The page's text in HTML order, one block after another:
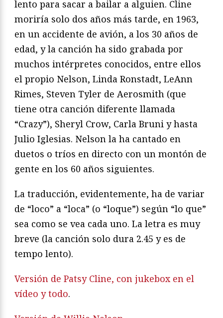
lento para sacar a bailar a alguien. Cline
moriría solo dos años más tarde, en 1963,
en un accidente de avión, a los 30 años de
edad, y la canción ha sido grabada por
muchos intérpretes conocidos, entre ellos
el propio Nelson, Linda Ronstadt, LeAnn
Rimes, Steven Tyler de Aerosmith (que
tiene otra canción diferente llamada
“Crazy”), Sheryl Crow, Carla Bruni y hasta
Julio Iglesias. Nelson la ha cantado en
duetos o tríos en directo con un montón de
gente en los 60 años siguientes.
La traducción, evidentemente, ha de variar
de “loco” a “loca” (o “loque”) según “lo que”
sea como se vea cada uno. La letra es muy
breve (la canción solo dura 2.45 y es de
tempo lento).
Versión de Patsy Cline, con jukebox en el
vídeo y todo.